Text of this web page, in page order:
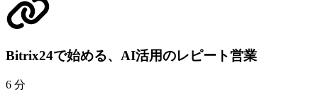
Bitrix24で始める、AI活用のレピート営業
6 分